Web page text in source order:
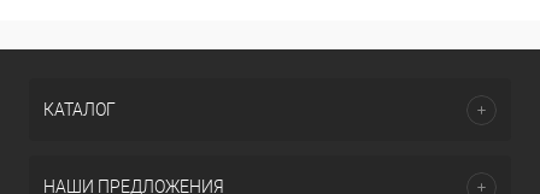
КАТАЛОГ
НАШИ ПРЕДЛОЖЕНИЯ